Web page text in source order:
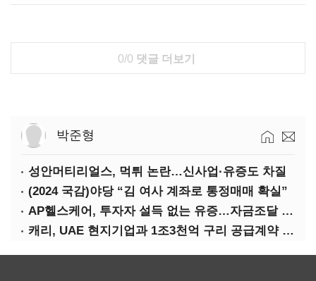
0/0 댓글 더보기
박준형
성안머티리얼스, 먹튀 논란…신사업·유증도 차질
(2024 국감)야당 “김 여사 계좌로 통정매매 확실”
AP헬스케어, 투자자 설득 없는 유증…자금조달 ‘빨간불’
캐리, UAE 현지기업과 1조3천억 구리 공급계약 체결